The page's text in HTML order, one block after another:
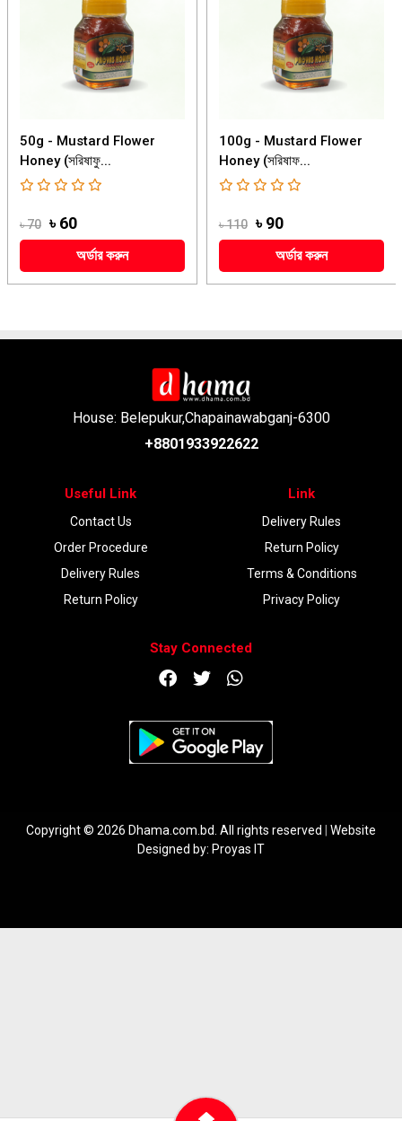
50g - Mustard Flower
Honey (সরিষাফু...
৳ 70 ৳ 60
অর্ডার করুন
100g - Mustard Flower
Honey (সরিষাফ...
৳ 110 ৳ 90
অর্ডার করুন
House: Belepukur,Chapainawabganj-6300
+8801933922622
Useful Link
Contact Us
Order Procedure
Delivery Rules
Return Policy
Link
Delivery Rules
Return Policy
Terms & Conditions
Privacy Policy
Stay Connected
Copyright © 2026 Dhama.com.bd. All rights reserved
Website
Designed by: Proyas IT